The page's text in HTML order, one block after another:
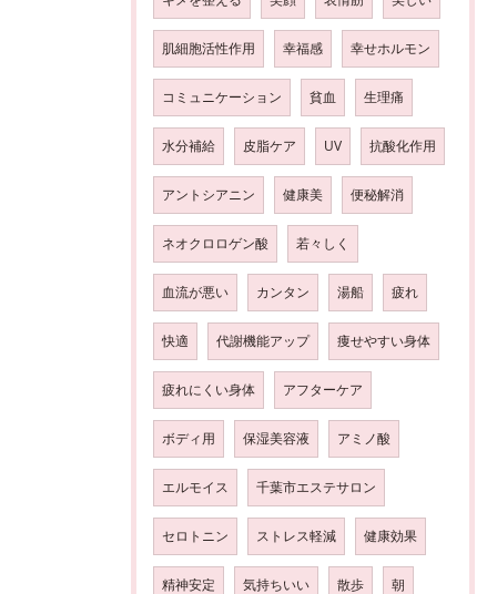
肌細胞活性作用 幸福感 幸せホルモン
コミュニケーション 貧血 生理痛
水分補給 皮脂ケア UV 抗酸化作用
アントシアニン 健康美 便秘解消
ネオクロロゲン酸 若々しく
血流が悪い カンタン 湯船 疲れ
快適 代謝機能アップ 痩せやすい身体
疲れにくい身体 アフターケア
ボディ用 保湿美容液 アミノ酸
エルモイス 千葉市エステサロン
セロトニン ストレス軽減 健康効果
精神安定 気持ちいい 散歩 朝